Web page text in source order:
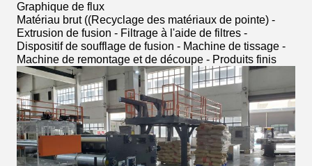
Graphique de flux
Matériau brut ((Recyclage des matériaux de pointe) -
Extrusion de fusion - Filtrage à l'aide de filtres -
Dispositif de soufflage de fusion - Machine de tissage -
Machine de remontage et de découpe - Produits finis